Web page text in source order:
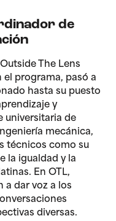
de
The Lens
programa, pasó a
hasta su puesto
y
universitaria de
mecánica,
técnicos como su
la igualdad y la
En OTL,
a dar voz a los
diversas.